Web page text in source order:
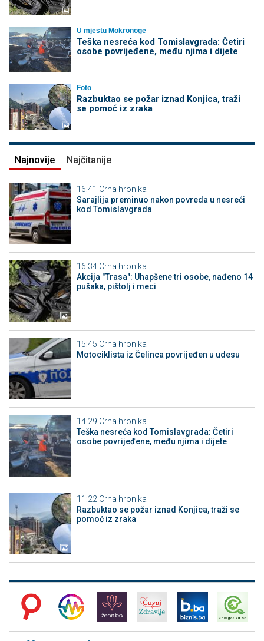
U mjestu Mokronoge
Teška nesreća kod Tomislavgrada: Četiri
osobe povrijeđene, među njima i dijete
Foto
Razbuktao se požar iznad Konjica, traži
se pomoć iz zraka
Najnovije Najčitanije
16:41 Crna hronika
Sarajlija preminuo nakon povreda u nesreći
kod Tomislavgrada
16:34 Crna hronika
Akcija "Trasa": Uhapšene tri osobe, nađeno 14
pušaka, pištolj i meci
15:45 Crna hronika
Motociklista iz Čelinca povrijeđen u udesu
14:29 Crna hronika
Teška nesreća kod Tomislavgrada: Četiri
osobe povrijeđene, među njima i dijete
11:22 Crna hronika
Razbuktao se požar iznad Konjica, traži se
pomoć iz zraka